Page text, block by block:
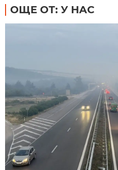
ОЩЕ ОТ: У НАС